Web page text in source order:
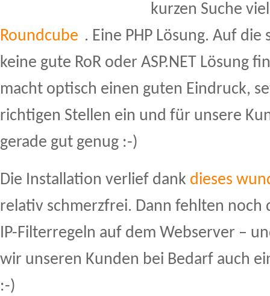
kurzen Suche
Roundcube . Eine PHP Lösung. Auf die
keine gute RoR oder ASP.NET Lösung
macht optisch einen guten Eindruck,
richtigen Stellen ein und für unsere
gerade gut genug :-)
Die Installation verlief dank dieses
relativ schmerzfrei. Dann fehlten noch
IP-Filterregeln auf dem Webserver –
wir unseren Kunden bei Bedarf auch
:-)